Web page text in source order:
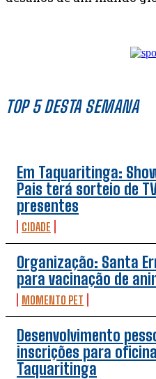
TOP 5 DESTA SEMANA
Em Taquaritinga:
Pais terá sorteio de
presentes
CIDADE
Organização: Santa
para vacinação de
MOMENTO PET
Desenvolvimento
inscrições para
Taquaritinga